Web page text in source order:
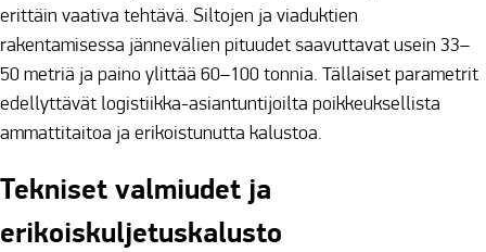
erittäin vaativa tehtävä. Siltojen ja viaduktien
rakentamisessa jännevälien pituudet saavuttavat usein 33–
50 metriä ja paino ylittää 60–100 tonnia. Tällaiset parametrit
edellyttävät logistiikka-asiantuntijoilta poikkeuksellista
ammattitaitoa ja erikoistunutta kalustoa.
Tekniset valmiudet ja
erikoiskuljetuskalusto